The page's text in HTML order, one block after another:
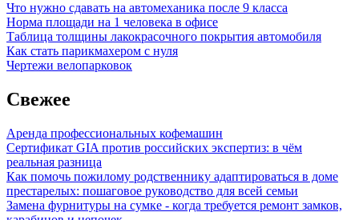
Что нужно сдавать на автомеханика после 9 класса
Норма площади на 1 человека в офисе
Таблица толщины лакокрасочного покрытия автомобиля
Как стать парикмахером с нуля
Чертежи велопарковок
Свежее
Аренда профессиональных кофемашин
Сертификат GIA против российских экспертиз: в чём
реальная разница
Как помочь пожилому родственнику адаптироваться в доме
престарелых: пошаговое руководство для всей семьи
Замена фурнитуры на сумке - когда требуется ремонт замков,